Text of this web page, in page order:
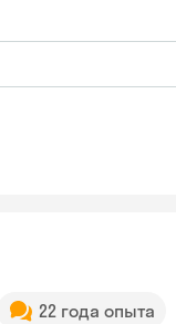
22 года опыта